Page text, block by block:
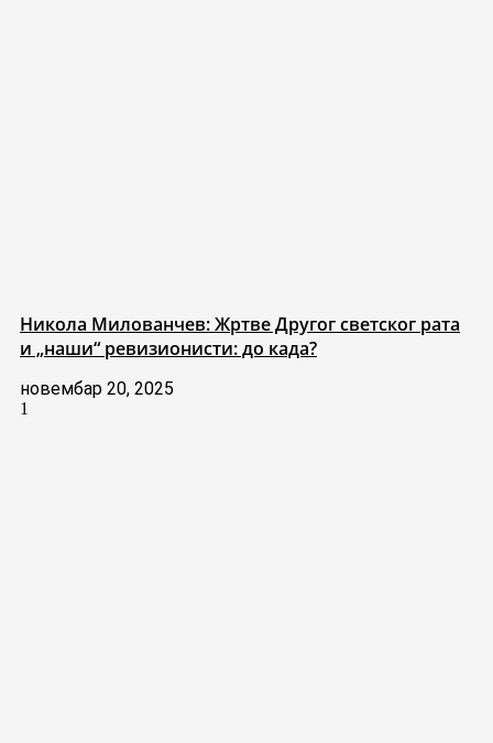
Никола Милованчев: Жртве Другог светског рата
и „наши“ ревизионисти: до када?
новембар 20, 2025